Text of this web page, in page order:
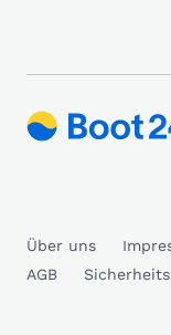
Über uns
AGB